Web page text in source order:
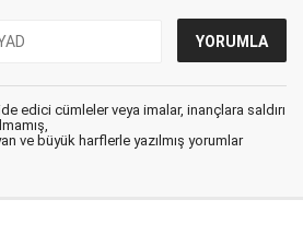
edici cümleler veya imalar, inançlara saldırı
ve büyük harflerle yazılmış yorumlar